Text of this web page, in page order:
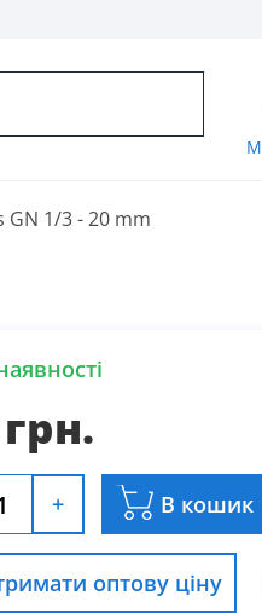
GN 1/3 - 20 mm
+ В кошик
оптову ціну